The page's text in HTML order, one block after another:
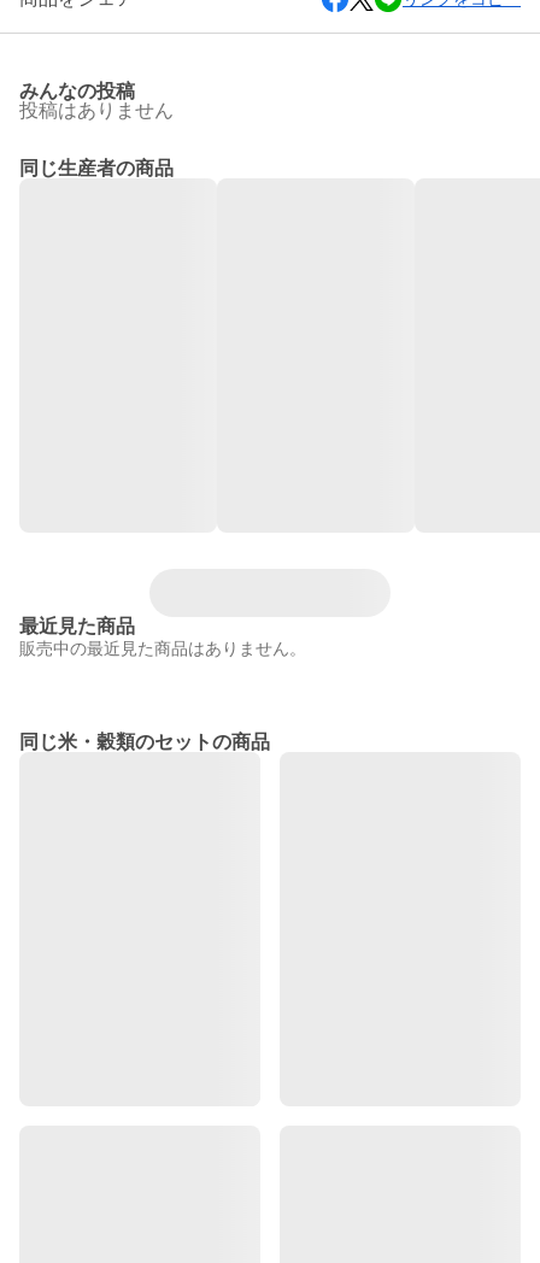
みんなの投稿
投稿はありません
同じ生産者の商品
最近見た商品
販売中の最近見た商品はありません。
同じ米・穀類のセットの商品